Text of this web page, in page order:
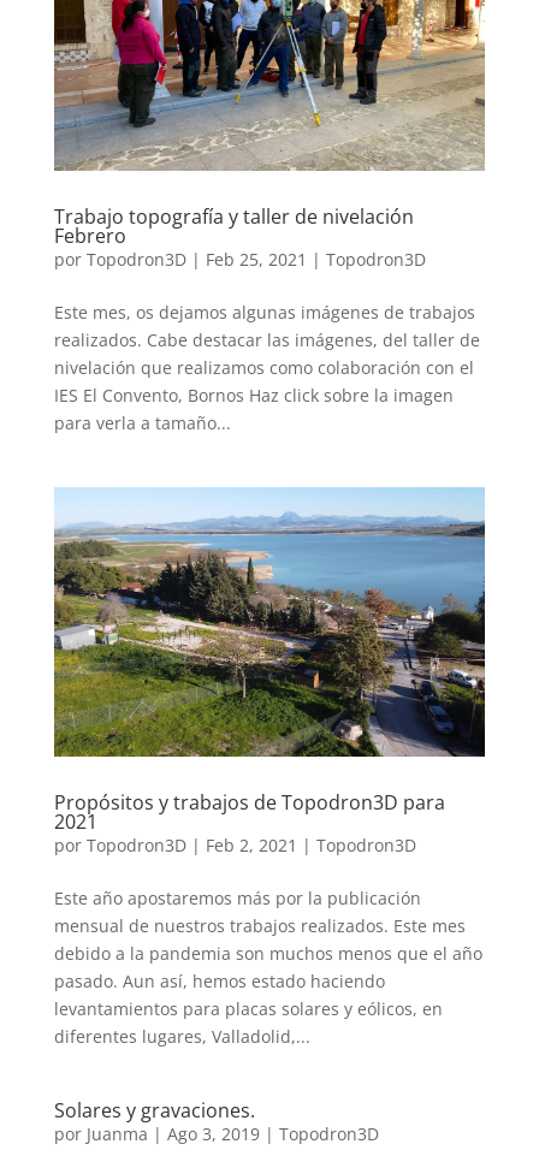
Trabajo topografía y taller de nivelación
Febrero
por Topodron3D| Feb 25, 2021 | Topodron3D
Este mes, os dejamos algunas imágenes de trabajos
realizados. Cabe destacar las imágenes, del taller de
nivelación que realizamos como colaboración con el
IES El Convento, Bornos Haz click sobre la imagen
para verla a tamaño...
Propósitos y trabajos de Topodron3D para
2021
por Topodron3D| Feb 2, 2021 | Topodron3D
Este año apostaremos más por la publicación
mensual de nuestros trabajos realizados. Este mes
debido a la pandemia son muchos menos que el año
pasado. Aun así, hemos estado haciendo
levantamientos para placas solares y eólicos, en
diferentes lugares, Valladolid,...
Solares y gravaciones.
por Juanma | Ago 3, 2019| Topodron3D